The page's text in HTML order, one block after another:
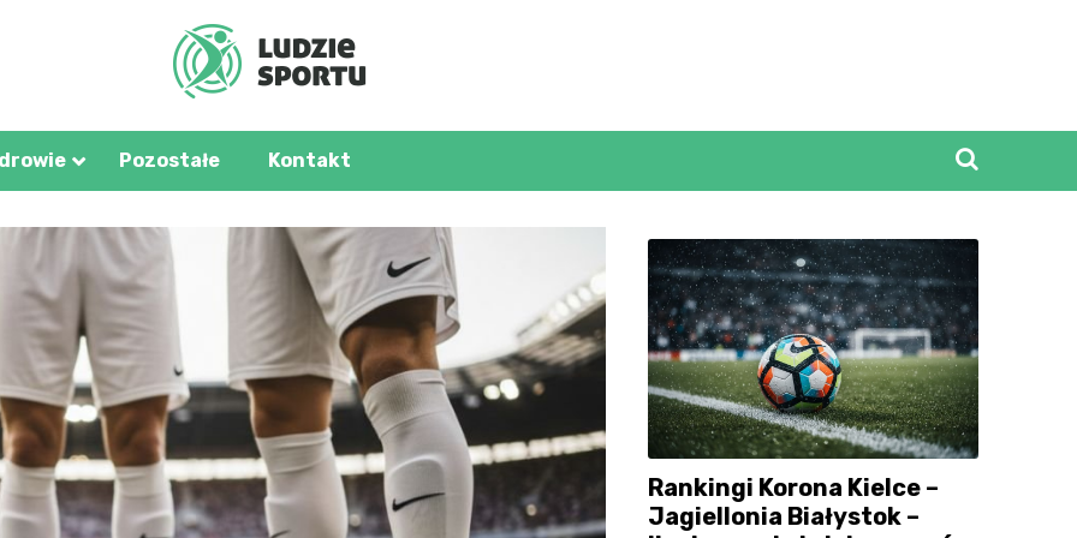
Pozostałe Kontakt
Rankingi Korona Kielce –
Jagiellonia Białystok –